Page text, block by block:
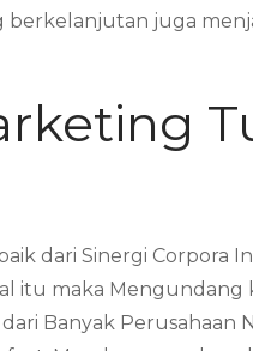
juga
dari Sinergi Corpora
itu maka
Banyak Perusahaan